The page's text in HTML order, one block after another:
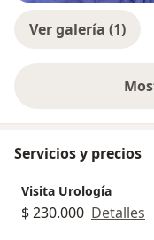
Ver galería (1)
Servicios y precios
Visita Urología
$ 230.000 Detalles